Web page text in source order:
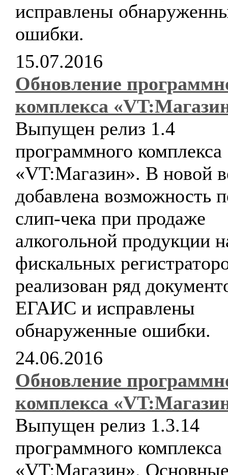
исправлены
ошибки.
15.07.2016
Обновление
комплекса
Выпущен релиз 1.4
программного комплекса
«VT:Магазин». В новой
добавлена возможность
слип-чека при продаже
алкогольной продукции
фискальных
реализован ряд
ЕГАИС и исправлены
обнаруженные ошибки.
24.06.2016
Обновление
комплекса
Выпущен релиз 1.3.14
программного комплекса
«VT:Магазин».